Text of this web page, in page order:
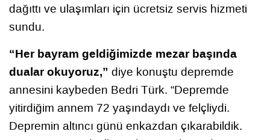
dağıttı ve ulaşımları için ücretsiz servis hizmeti
sundu.
“Her bayram geldiğimizde mezar başında
dualar okuyoruz,” diye konuştu depremde
annesini kaybeden Bedri Türk. “Depremde
yitirdiğim annem 72 yaşındaydı ve felçliydi.
Depremin altıncı günü enkazdan çıkarabildik.